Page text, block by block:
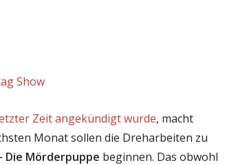
Show
Zeit angekündigt wurde, macht
Monat sollen die Dreharbeiten zu
Die Mörderpuppe beginnen. Das obwohl